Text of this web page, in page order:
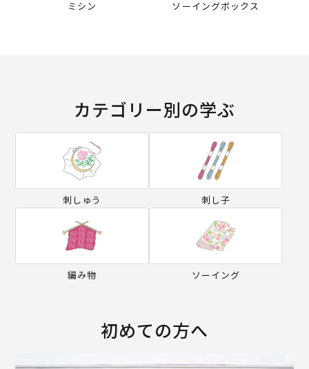
ミシン ソーイングボックス
カテゴリー別の学ぶ
刺しゅう 刺し子
編み物 ソーイング
初めての方へ